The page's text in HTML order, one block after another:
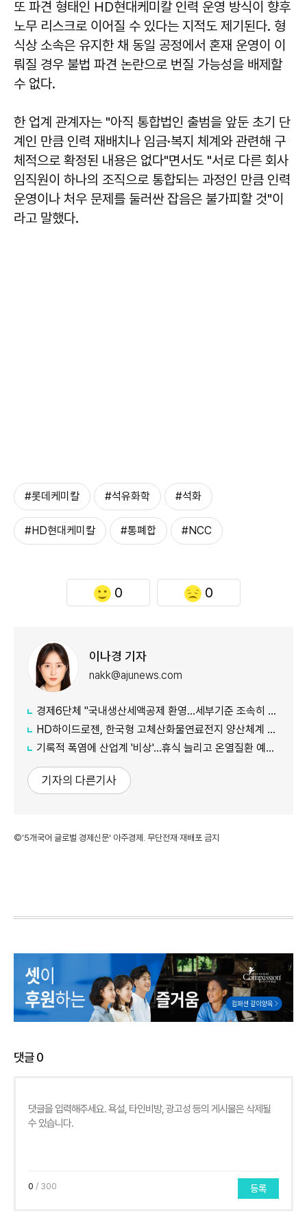
또 파견 형태인 HD현대케미칼 인력 운영 방식이 향후
노무 리스크로 이어질 수 있다는 지적도 제기된다. 형
식상 소속은 유지한 채 동일 공정에서 혼재 운영이 이
뤄질 경우 불법 파견 논란으로 번질 가능성을 배제할
수 없다.
한 업계 관계자는 "아직 통합법인 출범을 앞둔 초기 단
계인 만큼 인력 재배치나 임금·복지 체계와 관련해 구
체적으로 확정된 내용은 없다"면서도 "서로 다른 회사
임직원이 하나의 조직으로 통합되는 과정인 만큼 인력
운영이나 처우 문제를 둘러싼 잡음은 불가피할 것"이
라고 말했다.
#롯데케미칼 #석유화학 #석화
#HD현대케미칼 #통폐합 #NCC
0 0
이나경 기자
nakk@ajunews.com
경제6단체 "국내생산세액공제 환영…세부기준 조속히 마련해야"
HD하이드로젠, 한국형 고체산화물연료전지 양산체계 구축
기록적 폭염에 산업계 '비상'…휴식 늘리고 온열질환 예방 총력
기자의 다른기사
©'5개국어 글로벌 경제신문' 아주경제. 무단전재·재배포 금지
댓글0
0 / 300 등록